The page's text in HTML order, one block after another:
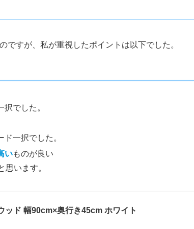
すが、私が重視したポイントは以下でした。
でした。
一択でした。
いものが良い
思います。
ッド 幅90cm×奥行き45cm ホワイト